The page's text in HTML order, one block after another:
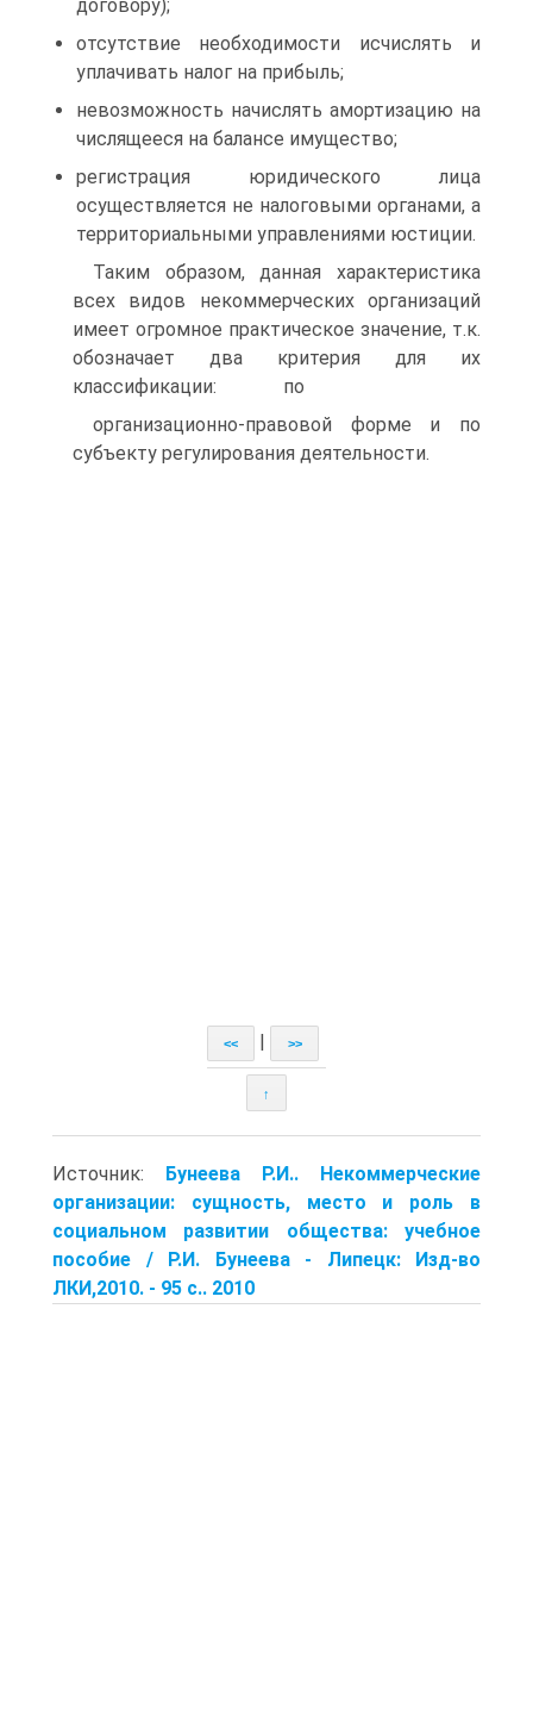
договору);
отсутствие необходимости исчислять и
уплачивать налог на прибыль;
невозможность начислять амортизацию на
числящееся на балансе имущество;
регистрация юридического лица
осуществляется не налоговыми органами, а
территориальными управлениями юстиции.
Таким образом, данная характеристика
всех видов некоммерческих организаций
имеет огромное практическое значение, т.к.
обозначает два критерия для их
классификации: по
организационно-правовой форме и по
субъекту регулирования деятельности.
<< >>
↑
Источник: Бунеева Р.И.. Некоммерческие
организации: сущность, место и роль в
социальном развитии общества: учебное
пособие / Р.И. Бунеева - Липецк: Изд-во
ЛКИ,2010. - 95 с.. 2010